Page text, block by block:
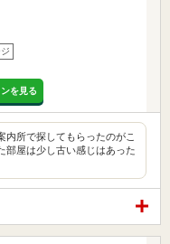
を見る
所で探してもらったのがこ
部屋は少し古い感じはあった